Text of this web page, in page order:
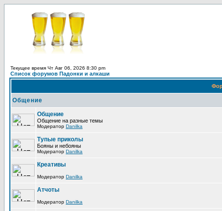
Текущее время Чт Авг 06, 2026 8:30 pm
Список форумов Падонки и алкаши
Общение
Общение
Общение на разные темы
Модератор Danilka
Тупые приколы
Бояны и небояны
Модератор Danilka
Креативы
Модератор Danilka
Атчоты
Модератор Danilka